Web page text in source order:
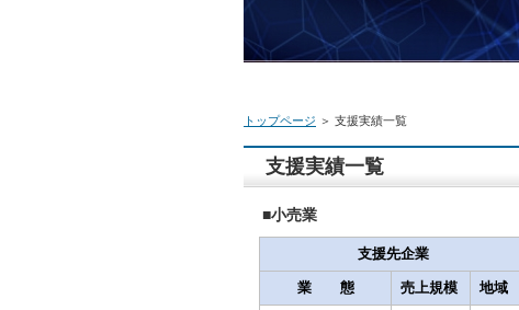
トップページ ＞ 支援実績一覧
支援実績一覧
■小売業
支援先企業
業 態
売上規模 地域